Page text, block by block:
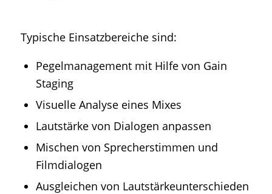
Typische Einsatzbereiche sind:
Pegelmanagement mit Hilfe von Gain
Staging
Visuelle Analyse eines Mixes
Lautstärke von Dialogen anpassen
Mischen von Sprecherstimmen und
Filmdialogen
Ausgleichen von Lautstärkeunterschieden